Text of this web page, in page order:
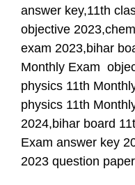
answer key,11th
objective
exam 2023,bihar
Monthly Exam
physics 11th
physics 11th
2024,bihar board
Exam answer key
2023 question paper